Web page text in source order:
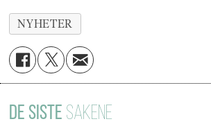
NYHETER
DE SISTE SAKENE